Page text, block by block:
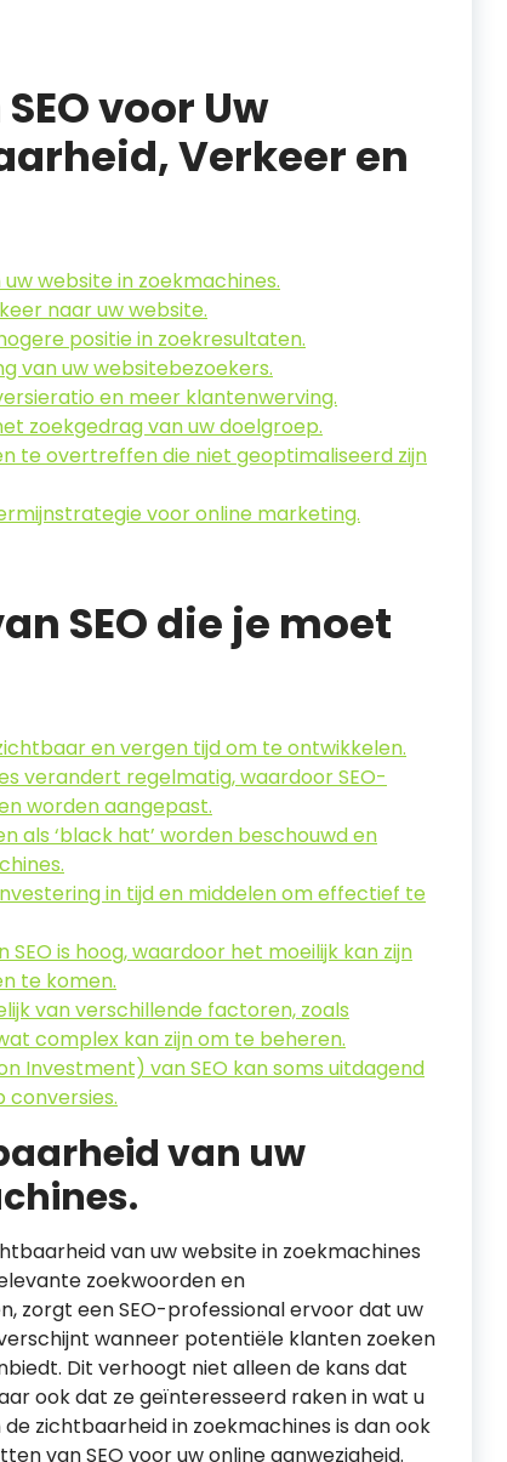
voor Uw
Verkeer en
website in zoekmachines.
naar uw website.
positie in zoekresultaten.
van uw websitebezoekers.
en meer klantenwerving.
zoekgedrag van uw doelgroep.
te overtreffen die niet geoptimaliseerd zijn
voor online marketing.
SEO die je moet
en vergen tijd om te ontwikkelen.
verandert regelmatig, waardoor SEO-
worden aangepast.
als ‘black hat’ worden beschouwd en
in tijd en middelen om effectief te
is hoog, waardoor het moeilijk kan zijn
te komen.
van verschillende factoren, zoals
complex kan zijn om te beheren.
Investment) van SEO kan soms uitdagend
conversies.
van uw
van uw website in zoekmachines
zoekwoorden en
zorgt een SEO-professional ervoor dat uw
wanneer potentiële klanten zoeken
Dit verhoogt niet alleen de kans dat
ook dat ze geïnteresseerd raken in wat u
zichtbaarheid in zoekmachines is dan ook
van SEO voor uw online aanwezigheid.